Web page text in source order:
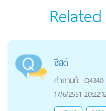
ซีสต์
คำถามที่: Q4340
17/6/2551